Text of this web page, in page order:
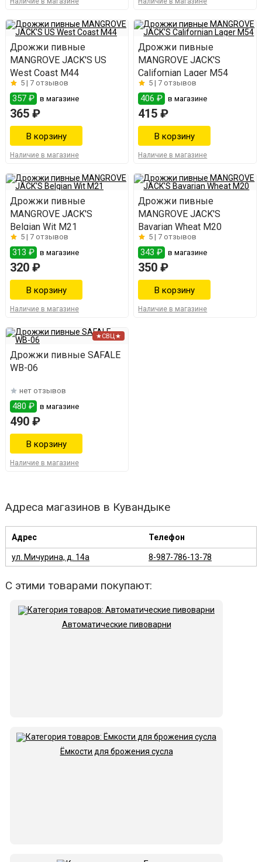
Дрожжи пивные
MANGROVE JACK'S US
West Coast M44
5 | 7 отзывов
357 ₽ в магазине
365 ₽
Наличие в магазине
Дрожжи пивные
MANGROVE JACK'S
Californian Lager M54
5 |7 отзывов
406 ₽ в магазине
415 ₽
Наличие в магазине
Дрожжи пивные
MANGROVE JACK'S
Belgian Wit M21
5 | 7 отзывов
313 ₽ в магазине
320 ₽
Наличие в магазине
Дрожжи пивные
MANGROVE JACK'S
Bavarian Wheat M20
5 |7 отзывов
343 ₽ в магазине
350 ₽
Наличие в магазине
★СВЦ★
Дрожжи пивные SAFALE
WB-06
нет отзывов
480 ₽ в магазине
490 ₽
Наличие в магазине
Адреса магазинов в Кувандыке
Адрес Телефон
ул. Мичурина, д. 14а 8-987-786-13-78
С этими товарами покупают:
Автоматические пивоварни
Ёмкости для брожения сусла